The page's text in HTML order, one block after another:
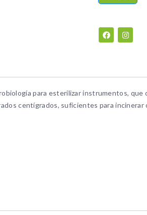
para esterilizar instrumentos,
centígrados, suficientes para